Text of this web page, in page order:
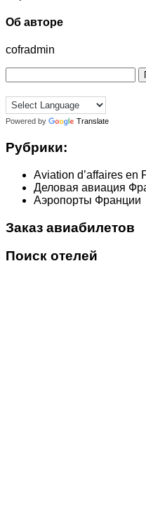
Об авторе
cofradmin
Powered by Translate
Рубрики:
Aviation d’affaires en
Деловая авиация
Аэропорты Франции
Заказ авиабилетов
Поиск отелей